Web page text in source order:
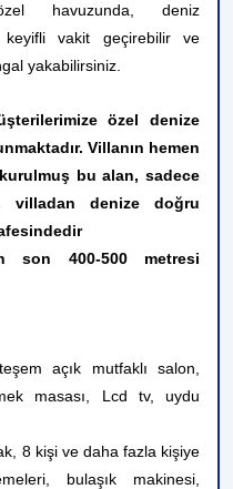
havuzunda, deniz
keyifli vakit geçirebilir ve
yakabilirsiniz.
özel denize
Villanın hemen
bu alan, sadece
villadan denize doğru
son 400-500 metresi
açık mutfaklı salon,
masası, Lcd tv, uydu
8 kişi ve daha fazla kişiye
bulaşık makinesi,